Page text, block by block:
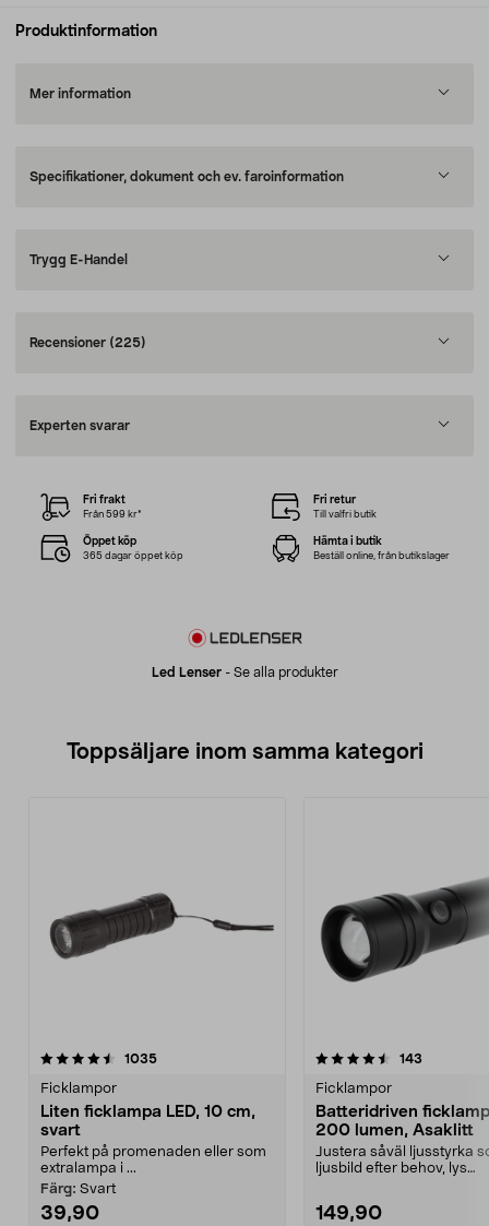
Produktinformation
Mer information
Specifikationer, dokument och ev. faroinformation
Trygg E-Handel
Recensioner (225)
Experten svarar
Led Lenser- Se alla produkter
Fri frakt
Från 599 kr*
Fri retur
Till valfri butik
Öppet köp
365 dagar öppet köp
Hämta i butik
Beställ online, från butikslager
Toppsäljare inom samma kategori
1035recensioner
Ficklampor
Liten ficklampa LED, 10 cm,
svart
Perfekt på promenaden eller som
extralampa i ...
Färg: Svart
39,90
4.5 av 5 stjärnor 143
Ficklampor
Batteridriven
200 lumen, Asaklitt
Justera såväl ljusstyrka
ljusbild efter behov, lys
149,90
4.5 av 5 stjärnor